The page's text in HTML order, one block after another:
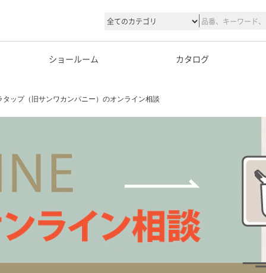
ショールーム カタログ
タップ（旧サンワカンパニー）のオンライン相談